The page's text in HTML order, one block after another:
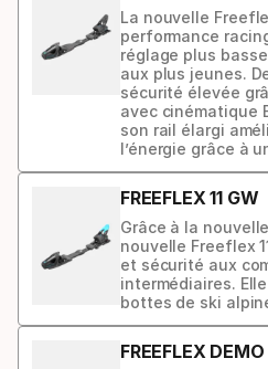
La nouvelle
performance
réglage plus
aux plus jeunes.
sécurité élevée
avec cinématique
son rail élargi
l’énergie grâce à
FREEFLEX 11 GW
Grâce à la
nouvelle Freeflex
et sécurité aux
intermédiaires.
bottes de ski
FREEFLEX